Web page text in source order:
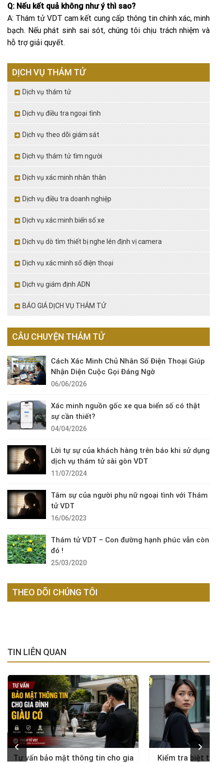
Q: Nếu kết quả không như ý thì sao?
A: Thám tử VDT cam kết cung cấp thông tin chính xác, minh
bạch. Nếu phát sinh sai sót, chúng tôi chịu trách nhiệm và
hỗ trợ giải quyết.
DỊCH VỤ THÁM TỬ
Dịch vụ thám tử
Dịch vụ điều tra ngoại tình
Dịch vụ theo dõi giám sát
Dịch vụ thám tử tìm người
Dịch vụ xác minh nhân thân
Dịch vụ điều tra doanh nghiệp
Dịch vụ xác minh biển số xe
Dịch vụ dò tìm thiết bị nghe lén định vị camera
Dịch vụ xác minh số điện thoại
Dịch vụ giám định ADN
BÁO GIÁ DỊCH VỤ THÁM TỬ
CÂU CHUYỆN THÁM TỬ
Cách Xác Minh Chủ Nhân Số Điện Thoại Giúp
Nhận Diện Cuộc Gọi Đáng Ngờ
06/06/2026
Xác minh nguồn gốc xe qua biển số có thật
sự cần thiết?
04/04/2026
Lời tự sự của khách hàng trên báo khi sử dụng
dịch vụ thám tử sài gòn VDT
11/07/2024
Tâm sự của người phụ nữ ngoại tình với Thám
tử VDT
16/06/2023
Thám tử VDT – Con đường hạnh phúc vẫn còn
đó !
25/03/2020
THEO DÕI CHÚNG TÔI
TIN LIÊN QUAN
Tư vấn bảo mật thông tin cho gia
Kiểm tra biệt